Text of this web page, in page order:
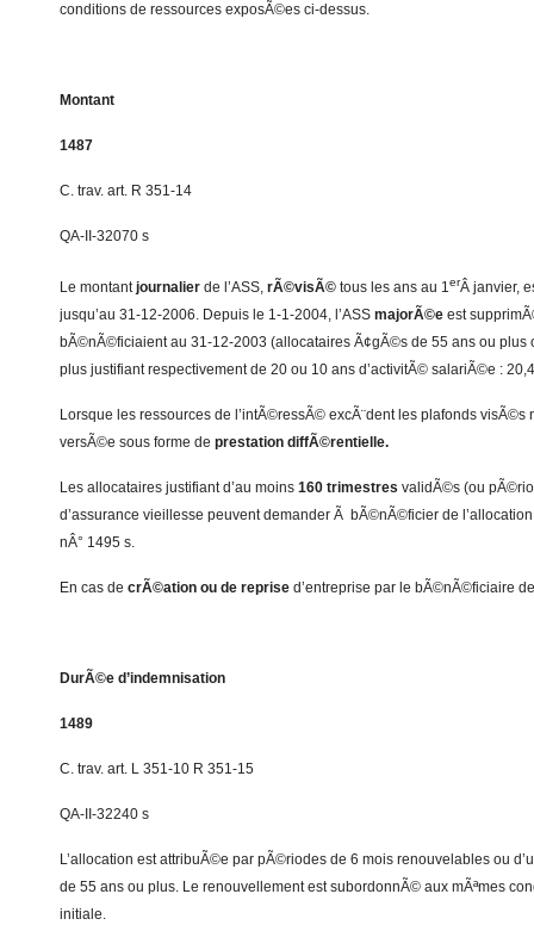
conditions de ressources exposÃ©es ci-dessus.
Montant
1487
C. trav. art. R 351-14
QA-II-32070 s
Le montantjournalier de l’ASS, rÃ©visÃ© tous les ans au 1erÂ janvier,
jusqu’au 31-12-2006. Depuis le 1-1-2004, l’ASS majorÃ©e est
bÃ©nÃ©ficiaient au 31-12-2003 (allocataires Ã¢gÃ©s de 55 ans ou plus
plus justifiant respectivement de 20 ou 10 ans d’activitÃ© salariÃ©e :
Lorsque les ressources de l’intÃ©ressÃ© excÃ¨dent les plafonds visÃ©s
versÃ©e sous forme de prestation diffÃ©rentielle.
Les allocataires justifiant d’au moins 160 trimestres validÃ©s (ou
d’assurance vieillesse peuvent demander Ã bÃ©nÃ©ficier de
nÂ° 1495 s.
En cas de crÃ©ation ou de reprise d’entreprise par le bÃ©nÃ©ficiaire
DurÃ©e d’indemnisation
1489
C. trav. art. L 351-10 R 351-15
QA-II-32240 s
L’allocation est attribuÃ©e par pÃ©riodes de 6 mois renouvelables ou
de 55 ans ou plus. Le renouvellement est subordonnÃ© aux mÃªmes
initiale.